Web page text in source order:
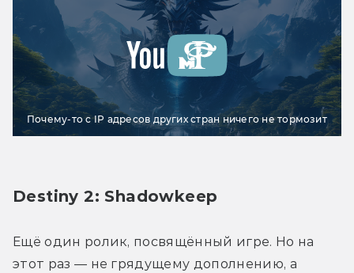
Почему-то с IP адресов других стран ничего не тормозит
Destiny 2: Shadowkeep
Ещё один ролик, посвящённый игре. Но на
этот раз — не грядущему дополнению, а